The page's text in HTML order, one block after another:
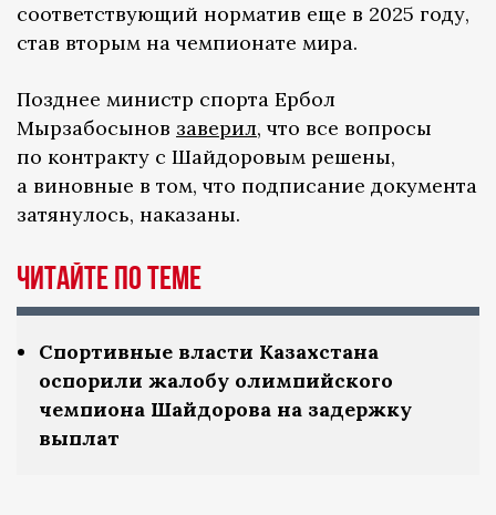
соответствующий норматив еще в 2025 году,
став вторым на чемпионате мира.
Позднее министр спорта Ербол
Мырзабосынов заверил, что все вопросы
по контракту с Шайдоровым решены,
а виновные в том, что подписание документа
затянулось, наказаны.
ЧИТАЙТЕ ПО ТЕМЕ
Спортивные власти Казахстана
оспорили жалобу олимпийского
чемпиона Шайдорова на задержку
выплат